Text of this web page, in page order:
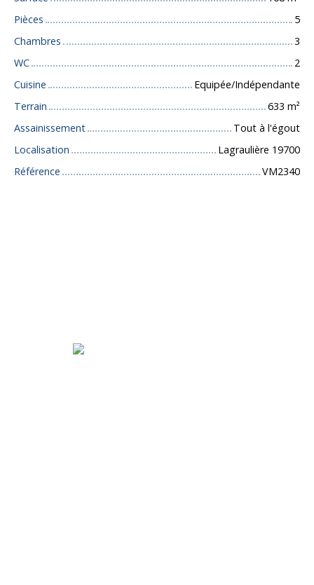
Pièces
5
Chambres
3
WC
2
Cuisine
Equipée/Indépendante
Terrain
633 m²
Assainissement
Tout à l'égout
Localisation
Lagraulière 19700
Référence
VM2340